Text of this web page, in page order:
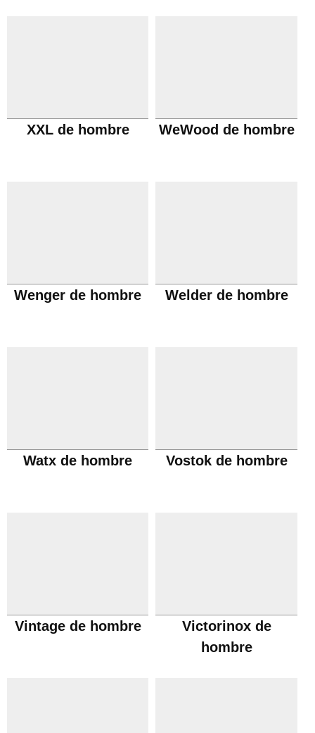
XXL de hombre WeWood de hombre
Wenger de hombre Welder de hombre
Watx de hombre Vostok de hombre
Vintage de hombre
Victorinox de
hombre